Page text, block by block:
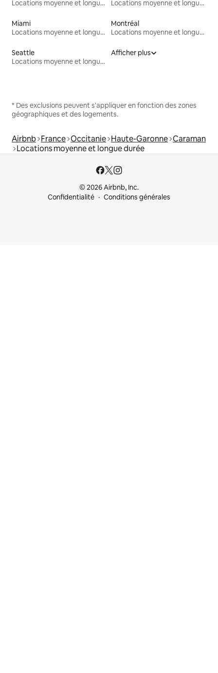
Locations moyenne et longue durée Locations moyenne et longue durée
Miami
Locations moyenne et longue durée
Montréal
Locations moyenne et longue durée
Seattle
Locations moyenne et longue durée
Afficher plus
* Des exclusions peuvent s'appliquer en fonction des zones
géographiques et des logements.
Airbnb France Occitanie Haute-Garonne Caraman
Locations moyenne et longue durée
© 2026 Airbnb, Inc.
Confidentialité
Conditions générales